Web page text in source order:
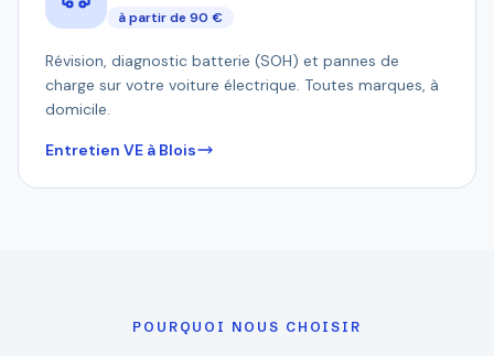
à partir de 90 €
Révision, diagnostic batterie (SOH) et pannes de
charge sur votre voiture électrique. Toutes marques, à
domicile.
Entretien VE à Blois
POURQUOI NOUS CHOISIR